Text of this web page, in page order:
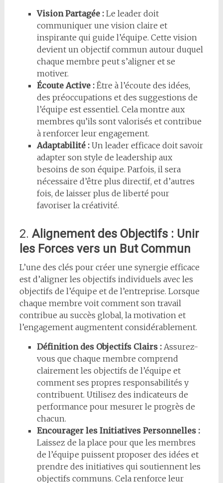
Vision Partagée :Le leader doit
communiquer une vision claire et
inspirante qui guide l’équipe. Cette vision
devient un objectif commun autour duquel
chaque membre peut s’aligner et se
motiver.
Écoute Active :Être à l’écoute des idées,
des préoccupations et des suggestions de
l’équipe est essentiel. Cela montre aux
membres qu’ils sont valorisés et contribue
à renforcer leur engagement.
Adaptabilité :Un leader efficace doit savoir
adapter son style de leadership aux
besoins de son équipe. Parfois, il sera
nécessaire d’être plus directif, et d’autres
fois, de laisser plus de liberté pour
favoriser la créativité.
2. Alignement des Objectifs : Unir
les Forces vers un But Commun
L’une des clés pour créer une synergie efficace
est d’aligner les objectifs individuels avec les
objectifs de l’équipe et de l’entreprise. Lorsque
chaque membre voit comment son travail
contribue au succès global, la motivation et
l’engagement augmentent considérablement.
Définition des Objectifs Clairs :Assurez-
vous que chaque membre comprend
clairement les objectifs de l’équipe et
comment ses propres responsabilités y
contribuent. Utilisez des indicateurs de
performance pour mesurer le progrès de
chacun.
Encourager les Initiatives Personnelles :
Laissez de la place pour que les membres
de l’équipe puissent proposer des idées et
prendre des initiatives qui soutiennent les
objectifs communs. Cela renforce leur